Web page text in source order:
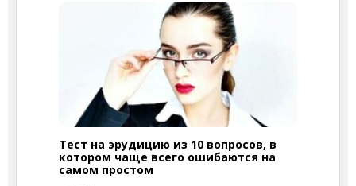
Тест на эрудицию из 10 вопросов, в
котором чаще всего ошибаются на
самом простом